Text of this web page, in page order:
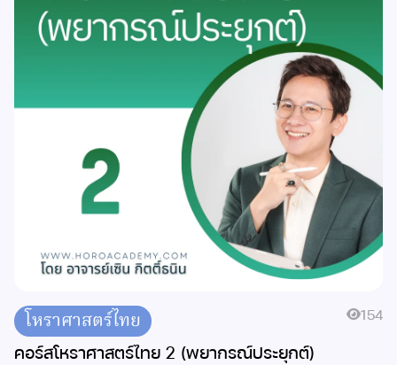
โหราศาสตร์ไทย 154
คอร์สโหราศาสตร์ไทย 2 (พยากรณ์ประยุกต์)